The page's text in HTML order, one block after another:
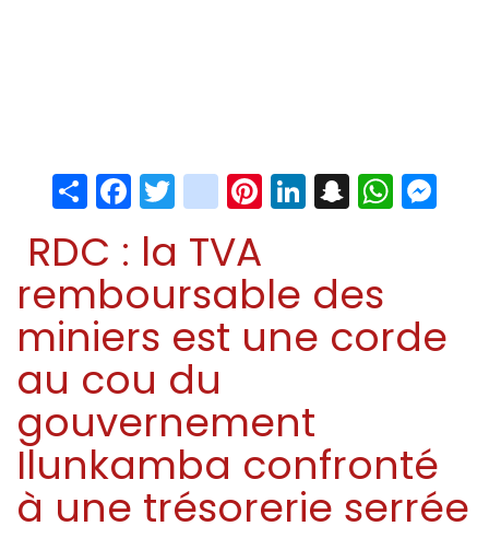
ShareFacebook
Twitter
instagram
Pinterest
LinkedIn
Snapchat
RDC : la TVA
remboursable des
miniers est une corde
au cou du
gouvernement
Ilunkamba confronté
à une trésorerie serrée